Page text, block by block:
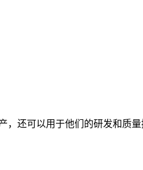
还可以用于他们的研发和质